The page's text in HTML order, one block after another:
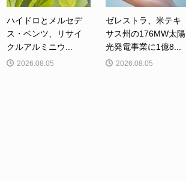
ハイドロとメルセデ
ス・ベンツ、リサイ
クルアルミニウ...
2026.08.05
ゼレストラ、米テキ
サス州の176MW太陽
光発電事業に1億8...
2026.08.05